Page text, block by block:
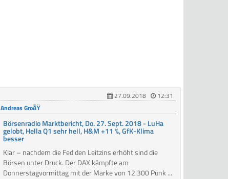
27.09.2018
12:31
Andreas GroÃŸ
Börsenradio Marktbericht, Do. 27. Sept. 2018 - LuHa
gelobt, Hella Q1 sehr hell, H&M +11 %, GfK-Klima
besser
Klar – nachdem die Fed den Leitzins erhöht sind die
Börsen unter Druck. Der DAX kämpfte am
Donnerstagvormittag mit der Marke von 12.300 Punk ...